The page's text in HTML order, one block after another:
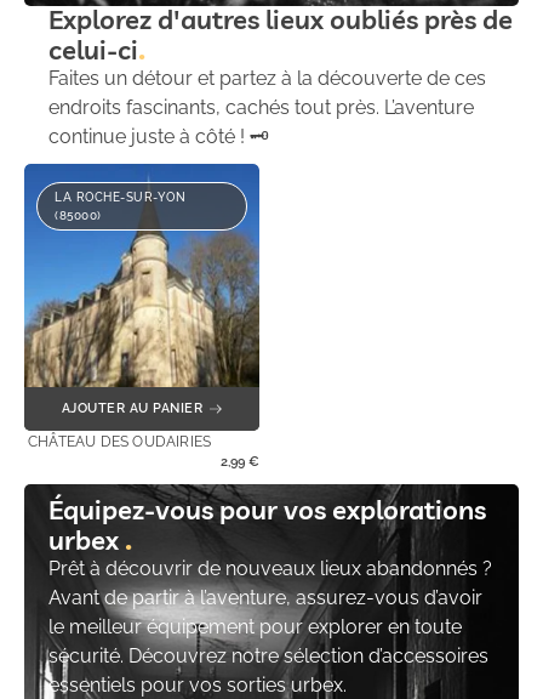
Explorez d'autres lieux oubliés près de
celui-ci
Faites un détour et partez à la découverte de ces
endroits fascinants, cachés tout près. L’aventure
continue juste à côté ! 🗝️
LA ROCHE-SUR-YON
(85000)
AJOUTER AU PANIER
CHÂTEAU DES OUDAIRIES
2,99 €
Équipez-vous pour vos explorations
urbex
Prêt à découvrir de nouveaux lieux abandonnés ?
Avant de partir à l’aventure, assurez-vous d’avoir
le meilleur équipement pour explorer en toute
sécurité. Découvrez notre sélection d’accessoires
essentiels pour vos sorties urbex.